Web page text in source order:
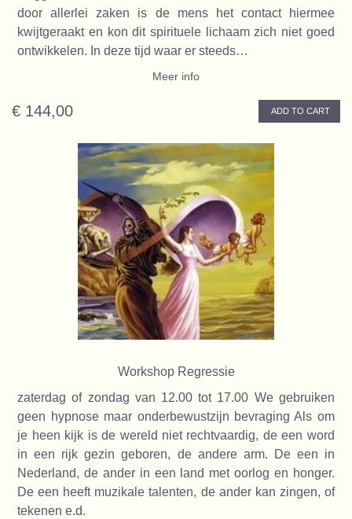
door allerlei zaken is de mens het contact hiermee
kwijtgeraakt en kon dit spirituele lichaam zich niet goed
ontwikkelen. In deze tijd waar er steeds…
Meer info
€ 144,00 ADD TO CART
Workshop Regressie
zaterdag of zondag van 12.00 tot 17.00 We gebruiken
geen hypnose maar onderbewustzijn bevraging Als om
je heen kijk is de wereld niet rechtvaardig, de een word
in een rijk gezin geboren, de andere arm. De een in
Nederland, de ander in een land met oorlog en honger.
De een heeft muzikale talenten, de ander kan zingen, of
tekenen e.d.